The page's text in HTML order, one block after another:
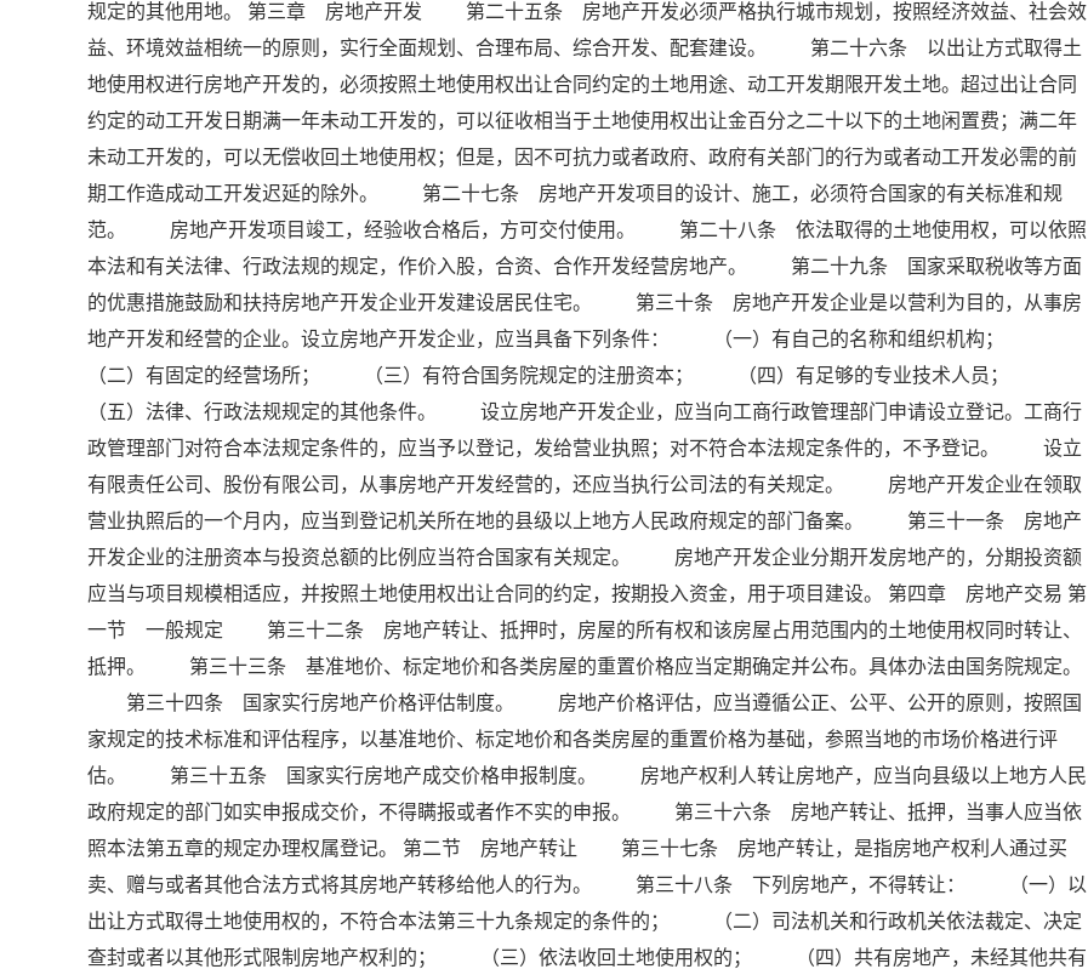
规定的其他用地。 第三章 房地产开发 第二十五条 房地产开发必须严格执行城市规划，按照经济效益、社会效
益、环境效益相统一的原则，实行全面规划、合理布局、综合开发、配套建设。 第二十六条 以出让方式取得土
地使用权进行房地产开发的，必须按照土地使用权出让合同约定的土地用途、动工开发期限开发土地。超过出让合同
约定的动工开发日期满一年未动工开发的，可以征收相当于土地使用权出让金百分之二十以下的土地闲置费；满二年
未动工开发的，可以无偿收回土地使用权；但是，因不可抗力或者政府、政府有关部门的行为或者动工开发必需的前
期工作造成动工开发迟延的除外。 第二十七条 房地产开发项目的设计、施工，必须符合国家的有关标准和规
范。 房地产开发项目竣工，经验收合格后，方可交付使用。 第二十八条 依法取得的土地使用权，可以依照
本法和有关法律、行政法规的规定，作价入股，合资、合作开发经营房地产。 第二十九条 国家采取税收等方面
的优惠措施鼓励和扶持房地产开发企业开发建设居民住宅。 第三十条 房地产开发企业是以营利为目的，从事房
地产开发和经营的企业。设立房地产开发企业，应当具备下列条件： （一）有自己的名称和组织机构；
（二）有固定的经营场所； （三）有符合国务院规定的注册资本； （四）有足够的专业技术人员；
（五）法律、行政法规规定的其他条件。 设立房地产开发企业，应当向工商行政管理部门申请设立登记。工商行
政管理部门对符合本法规定条件的，应当予以登记，发给营业执照；对不符合本法规定条件的，不予登记。 设立
有限责任公司、股份有限公司，从事房地产开发经营的，还应当执行公司法的有关规定。 房地产开发企业在领取
营业执照后的一个月内，应当到登记机关所在地的县级以上地方人民政府规定的部门备案。 第三十一条 房地产
开发企业的注册资本与投资总额的比例应当符合国家有关规定。 房地产开发企业分期开发房地产的，分期投资额
应当与项目规模相适应，并按照土地使用权出让合同的约定，按期投入资金，用于项目建设。 第四章 房地产交易 第
一节 一般规定 第三十二条 房地产转让、抵押时，房屋的所有权和该房屋占用范围内的土地使用权同时转让、
抵押。 第三十三条 基准地价、标定地价和各类房屋的重置价格应当定期确定并公布。具体办法由国务院规定。
第三十四条 国家实行房地产价格评估制度。 房地产价格评估，应当遵循公正、公平、公开的原则，按照国
家规定的技术标准和评估程序，以基准地价、标定地价和各类房屋的重置价格为基础，参照当地的市场价格进行评
估。 第三十五条 国家实行房地产成交价格申报制度。 房地产权利人转让房地产，应当向县级以上地方人民
政府规定的部门如实申报成交价，不得瞒报或者作不实的申报。 第三十六条 房地产转让、抵押，当事人应当依
照本法第五章的规定办理权属登记。 第二节 房地产转让 第三十七条 房地产转让，是指房地产权利人通过买
卖、赠与或者其他合法方式将其房地产转移给他人的行为。 第三十八条 下列房地产，不得转让： （一）以
出让方式取得土地使用权的，不符合本法第三十九条规定的条件的； （二）司法机关和行政机关依法裁定、决定
查封或者以其他形式限制房地产权利的； （三）依法收回土地使用权的； （四）共有房地产，未经其他共有